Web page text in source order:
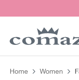
Home Women